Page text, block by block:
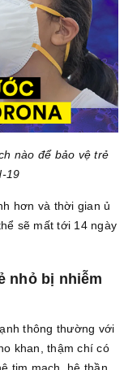
nào để bảo vệ trẻ
19
hơn và thời gian ủ
sẽ mất tới 14 ngày
nhỏ bị nhiễm
thông thường với
khan, thậm chí có